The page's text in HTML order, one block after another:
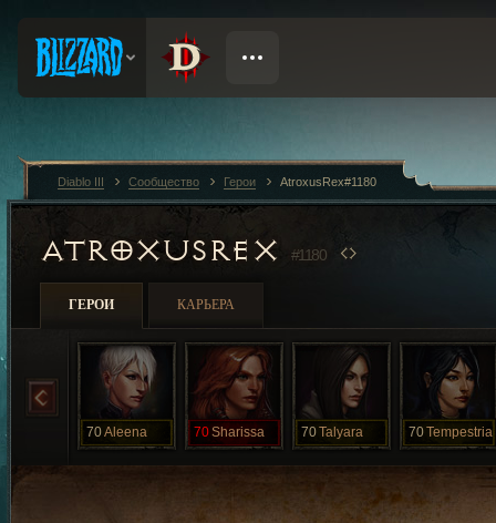
ATROXUSREX #1180
ГЕРОИ КАРЬЕРА
70Aleena 70Sharissa 70Talyara 70Tempestria
Diablo III Сообщество Герои AtroxusRex#1180